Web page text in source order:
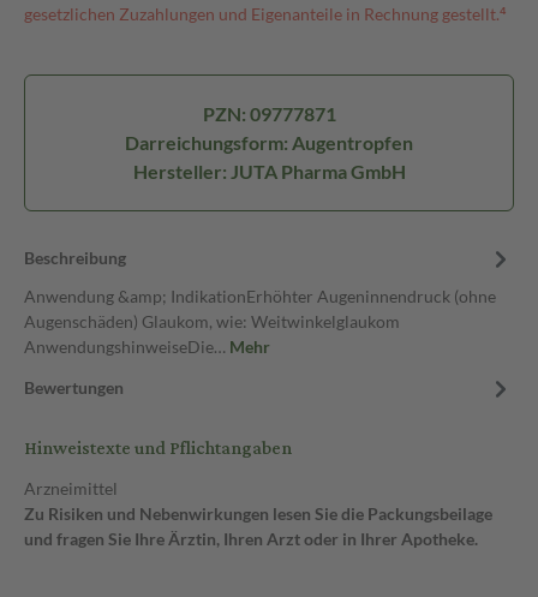
gesetzlichen Zuzahlungen und Eigenanteile in Rechnung gestellt.⁴
PZN: 09777871
Darreichungsform: Augentropfen
Hersteller: JUTA Pharma GmbH
Beschreibung
Anwendung &amp; IndikationErhöhter Augeninnendruck (ohne
Augenschäden) Glaukom, wie: Weitwinkelglaukom
AnwendungshinweiseDie… Mehr
Bewertungen
Hinweistexte und Pflichtangaben
Arzneimittel
Zu Risiken und Nebenwirkungen lesen Sie die Packungsbeilage
und fragen Sie Ihre Ärztin, Ihren Arzt oder in Ihrer Apotheke.